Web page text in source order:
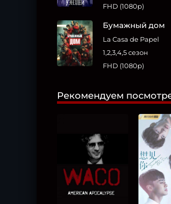
FHD (1080p)
Бумажный дом
La Casa de Papel
1,2,3,4,5 сезон
FHD (1080p)
Рекомендуем